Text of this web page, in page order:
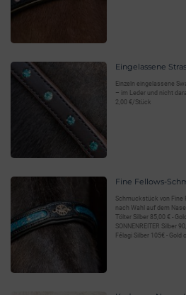
Eingelassene
Einzeln eingelassene
– im Leder und nicht
2,00 €/Stück
Fine Fellows-
Schmuckstück von Fine
nach Wahl auf dem
Tölter Silber 85,00 € -
SONNENREITER Silber
Félagi Silber 105€ - Gold